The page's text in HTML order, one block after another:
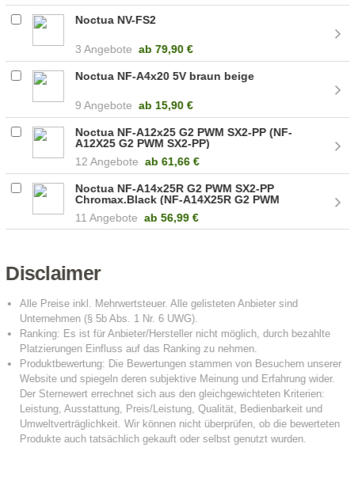
Noctua NV-FS2
3 Angebote ab 79,90 €
Noctua NF-A4x20 5V braun beige
9 Angebote ab 15,90 €
Noctua NF-A12x25 G2 PWM SX2-PP (NF-
A12X25 G2 PWM SX2-PP)
12 Angebote ab 61,66 €
Noctua NF-A14x25R G2 PWM SX2-PP
Chromax.Black (NF-A14X25R G2 PWM
11 Angebote ab 56,99 €
Disclaimer